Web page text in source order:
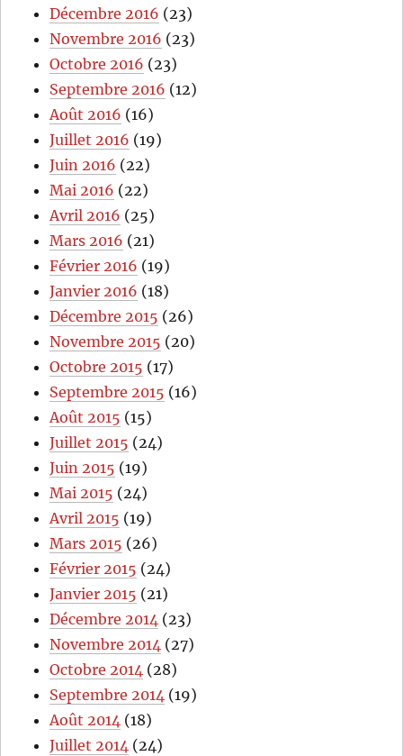
Décembre 2016 (23)
Novembre 2016 (23)
Octobre 2016 (23)
Septembre 2016 (12)
Août 2016 (16)
Juillet 2016 (19)
Juin 2016 (22)
Mai 2016 (22)
Avril 2016 (25)
Mars 2016 (21)
Février 2016 (19)
Janvier 2016 (18)
Décembre 2015 (26)
Novembre 2015 (20)
Octobre 2015 (17)
Septembre 2015 (16)
Août 2015 (15)
Juillet 2015 (24)
Juin 2015 (19)
Mai 2015 (24)
Avril 2015 (19)
Mars 2015 (26)
Février 2015 (24)
Janvier 2015 (21)
Décembre 2014 (23)
Novembre 2014 (27)
Octobre 2014 (28)
Septembre 2014 (19)
Août 2014 (18)
Juillet 2014 (24)